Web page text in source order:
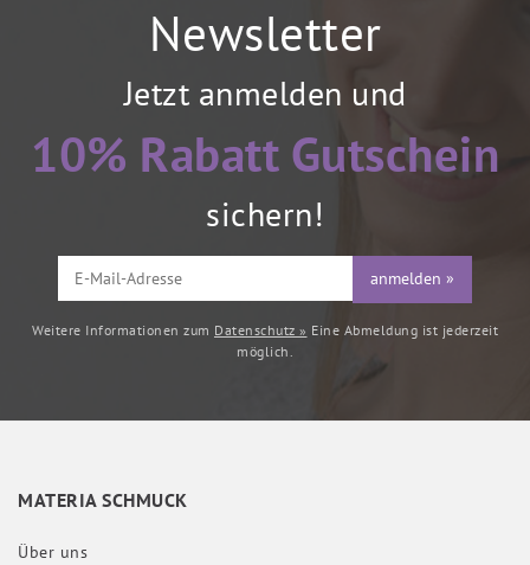
Newsletter
Jetzt anmelden und
10% Rabatt Gutschein
sichern!
anmelden »
Weitere Informationen zum Datenschutz » Eine Abmeldung ist jederzeit
möglich.
MATERIA SCHMUCK
Über uns